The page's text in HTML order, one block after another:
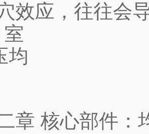
效应，往往会
核心部件：均